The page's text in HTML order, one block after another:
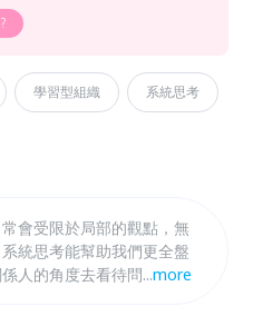
學習型組織 系統思考
會受限於局部的觀點，無
統思考能幫助我們更全盤
人的角度去看待問題，最
...more